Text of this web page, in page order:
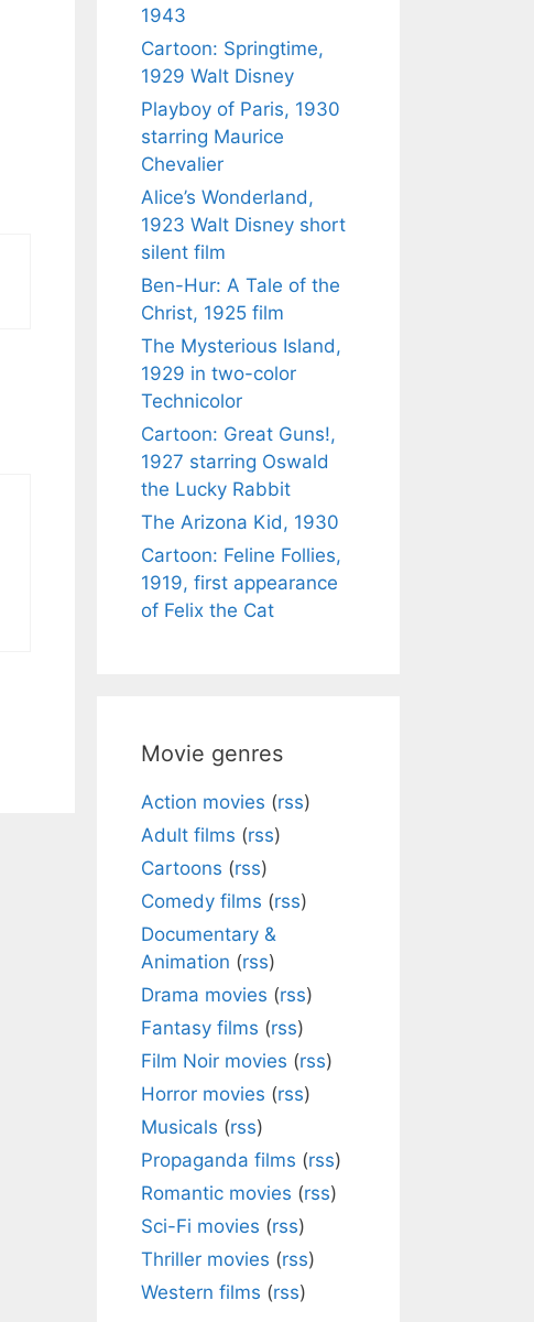
1943
Cartoon: Springtime,
1929 Walt Disney
Playboy of Paris, 1930
starring Maurice
Chevalier
Alice’s Wonderland,
1923 Walt Disney short
silent film
Ben-Hur: A Tale of the
Christ, 1925 film
The Mysterious Island,
1929 in two-color
Technicolor
Cartoon: Great Guns!,
1927 starring Oswald
the Lucky Rabbit
The Arizona Kid, 1930
Cartoon: Feline Follies,
1919, first appearance
of Felix the Cat
Movie genres
Action movies (rss)
Adult films (rss)
Cartoons (rss)
Comedy films (rss)
Documentary &
Animation (rss)
Drama movies (rss)
Fantasy films (rss)
Film Noir movies (rss)
Horror movies (rss)
Musicals (rss)
Propaganda films (rss)
Romantic movies (rss)
Sci-Fi movies (rss)
Thriller movies (rss)
Western films (rss)